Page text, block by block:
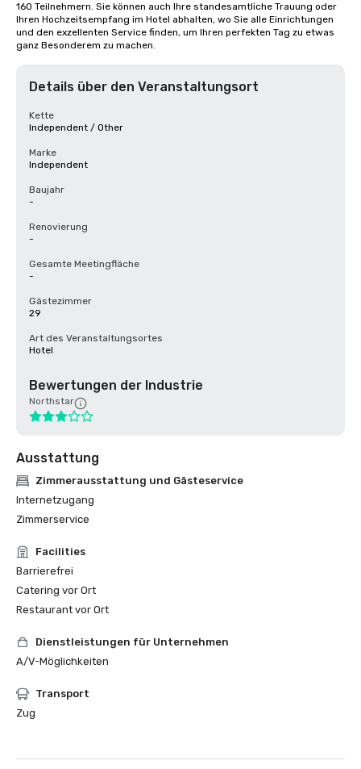
160 Teilnehmern. Sie können auch Ihre standesamtliche Trauung oder
Ihren Hochzeitsempfang im Hotel abhalten, wo Sie alle Einrichtungen
und den exzellenten Service finden, um Ihren perfekten Tag zu etwas
ganz Besonderem zu machen.
Details über den Veranstaltungsort
Kette
Independent / Other
Marke
Independent
Baujahr
-
Renovierung
-
Gesamte Meetingfläche
-
Gästezimmer
29
Art des Veranstaltungsortes
Hotel
Bewertungen der Industrie
Northstar
Ausstattung
Zimmerausstattung und Gästeservice
Internetzugang
Zimmerservice
Facilities
Barrierefrei
Catering vor Ort
Restaurant vor Ort
Dienstleistungen für Unternehmen
A/V-Möglichkeiten
Transport
Zug